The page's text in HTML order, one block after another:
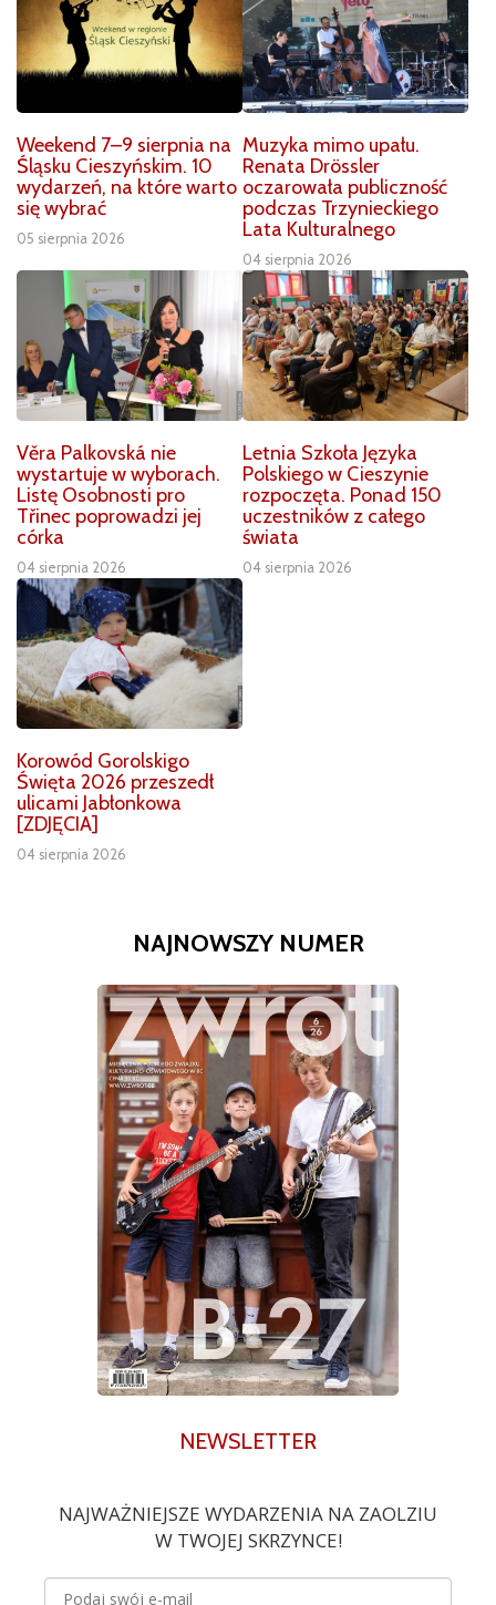
Weekend 7–9 sierpnia na
Śląsku Cieszyńskim. 10
wydarzeń, na które warto
się wybrać
05 sierpnia 2026
Muzyka mimo upału.
Renata Drössler
oczarowała publiczność
podczas Trzynieckiego
Lata Kulturalnego
04 sierpnia 2026
Věra Palkovská nie
wystartuje w wyborach.
Listę Osobnosti pro
Třinec poprowadzi jej
córka
04 sierpnia 2026
Letnia Szkoła Języka
Polskiego w Cieszynie
rozpoczęta. Ponad 150
uczestników z całego
świata
04 sierpnia 2026
Korowód Gorolskigo
Święta 2026 przeszedł
ulicami Jabłonkowa
[ZDJĘCIA]
04 sierpnia 2026
NAJNOWSZY NUMER
NEWSLETTER
NAJWAŻNIEJSZE WYDARZENIA NA ZAOLZIU
W TWOJEJ SKRZYNCE!